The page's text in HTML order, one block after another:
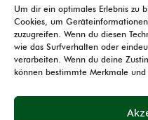
Um dir ein optimales Erlebnis zu
Cookies, um
zuzugreifen. Wenn du diesen
wie das Surfverhalten oder
verarbeiten. Wenn du deine
können bestimmte Merkmale